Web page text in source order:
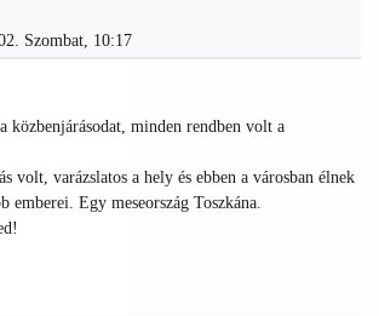
Szombat, 10:17
közbenjárásodat, minden rendben volt a
volt, varázslatos a hely és ebben a városban élnek
emberei. Egy meseország Toszkána.